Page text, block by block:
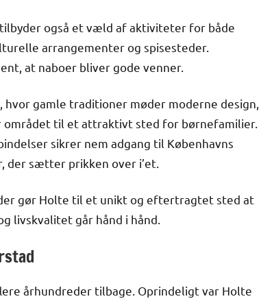
også et væld af aktiviteter for både
arrangementer og spisesteder.
at naboer bliver gode venner.
gamle traditioner møder moderne design,
området til et attraktivt sted for børnefamilier.
sikrer nem adgang til Københavns
der sætter prikken over i’et.
gør Holte til et unikt og eftertragtet sted at
livskvalitet går hånd i hånd.
århundreder tilbage. Oprindeligt var Holte